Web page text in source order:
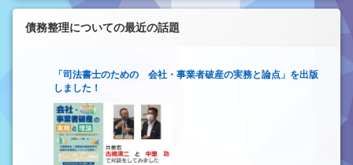
債務整理についての最近の話題
「司法書士のための 会社・事業者破産の実務と論点」を出版
しました！